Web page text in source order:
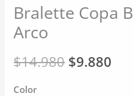
Bralette Copa
Arco
$14.980 El
$9.880
Color